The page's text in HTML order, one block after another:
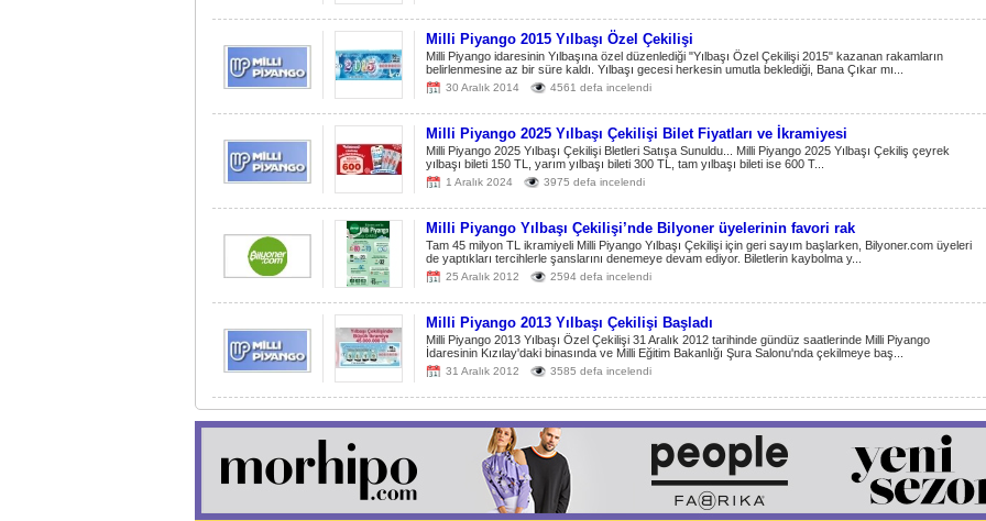
Milli Piyango 2015 Yılbaşı Özel Çekilişi
Milli Piyango idaresinin Yılbaşına özel düzenlediği "Yılbaşı Özel Çekilişi 2015" kazanan rakamların
belirlenmesine az bir süre kaldı. Yılbaşı gecesi herkesin umutla beklediği, Bana Çıkar mı...
30 Aralık 2014 4561 defa incelendi
Milli Piyango 2025 Yılbaşı Çekilişi Bilet Fiyatları ve İkramiyesi
Milli Piyango 2025 Yılbaşı Çekilişi Bletleri Satışa Sunuldu... Milli Piyango 2025 Yılbaşı Çekiliş çeyrek
yılbaşı bileti 150 TL, yarım yılbaşı bileti 300 TL, tam yılbaşı bileti ise 600 T...
1 Aralık 2024 3975 defa incelendi
Milli Piyango Yılbaşı Çekilişi’nde Bilyoner üyelerinin favori rak
Tam 45 milyon TL ikramiyeli Milli Piyango Yılbaşı Çekilişi için geri sayım başlarken, Bilyoner.com üyeleri
de yaptıkları tercihlerle şanslarını denemeye devam ediyor. Biletlerin kaybolma y...
25 Aralık 2012 2594 defa incelendi
Milli Piyango 2013 Yılbaşı Çekilişi Başladı
Milli Piyango 2013 Yılbaşı Özel Çekilişi 31 Aralık 2012 tarihinde gündüz saatlerinde Milli Piyango
İdaresinin Kızılay'daki binasında ve Milli Eğitim Bakanlığı Şura Salonu'nda çekilmeye baş...
31 Aralık 2012 3585 defa incelendi